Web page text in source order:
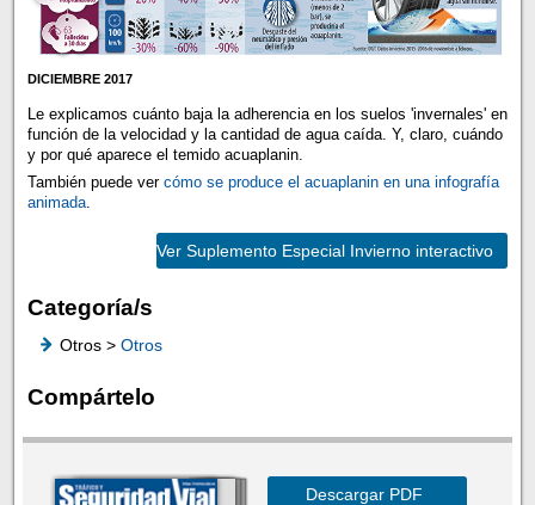
DICIEMBRE 2017
Le explicamos cuánto baja la adherencia en los suelos 'invernales' en
función de la velocidad y la cantidad de agua caída. Y, claro, cuándo
y por qué aparece el temido acuaplanin.
También puede ver cómo se produce el acuaplanin en una infografía
animada.
Ver Suplemento Especial Invierno interactivo
Categoría/s
Otros > Otros
Compártelo
Descargar PDF